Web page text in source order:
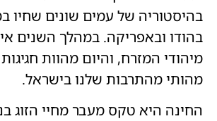
בהיסטוריה של עמים שונים שחיו
בהודו ובאפריקה. במהלך השנים
מיהודי המזרח, והיום מהוות
מהותי מהתרבות שלנו בישראל.
החינה היא טקס מעבר מחיי הזוג